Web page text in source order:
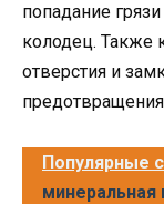
попадание
колодец.
отверстия и
Популярные
минеральная